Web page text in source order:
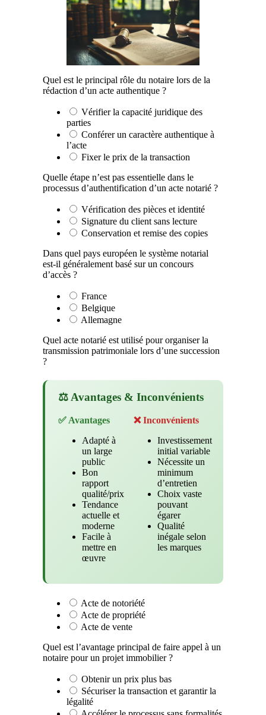
Quel est le principal rôle du notaire lors de la
rédaction d’un acte authentique ?
Vérifier la capacité juridique des
parties
Conférer un caractère authentique à
l’acte
Fixer le prix de la transaction
Quelle étape n’est pas essentielle dans le
processus d’authentification d’un acte notarié ?
Vérification des pièces et identité
Signature du client sans lecture
Conservation et remise des copies
Dans quel pays européen le système notarial
est-il généralement basé sur un concours
d’accès ?
France
Belgique
Allemagne
Quel acte notarié est utilisé pour organiser la
transmission patrimoniale lors d’une succession
?
⚖️ Avantages & Inconvénients
✅ Avantages
Adapté à
un large
public
Bon
rapport
qualité/prix
Tendance
actuelle et
moderne
Facile à
mettre en
œuvre
❌ Inconvénients
Investissement
initial variable
Nécessite un
minimum
d’entretien
Choix vaste
pouvant
égarer
Qualité
inégale selon
les marques
Acte de notoriété
Acte de propriété
Acte de vente
Quel est l’avantage principal de faire appel à un
notaire pour un projet immobilier ?
Obtenir un prix plus bas
Sécuriser la transaction et garantir la
légalité